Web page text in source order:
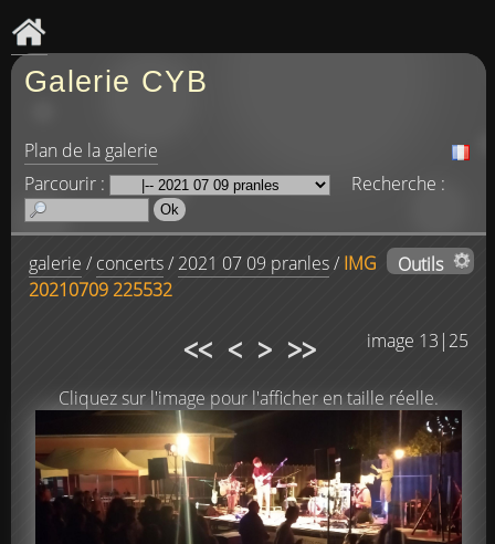
Galerie CYB
Plan de la galerie
Parcourir :
Recherche :
Outils
galerie / concerts/ 2021 07 09 pranles/ IMG
20210709 225532
image 13|25
<< < > >>
Cliquez sur l'image pour l'afficher en taille réelle.